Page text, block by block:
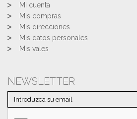
Mi cuenta
Mis compras
Mis direcciones
Mis datos personales
Mis vales
NEWSLETTER